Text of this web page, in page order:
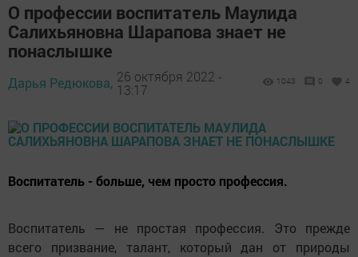
О профессии воспитатель Маулида
Салихьяновна Шарапова знает не
понаслышке
Дарья Редюкова, 26 октября 2022 -
13:17
1043 0 4
Воспитатель - больше, чем просто профессия.
Воспитатель — не простая профессия. Это прежде
всего призвание, талант, который дан от природы